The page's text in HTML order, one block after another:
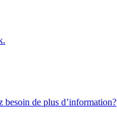
besoin de plus d’information?